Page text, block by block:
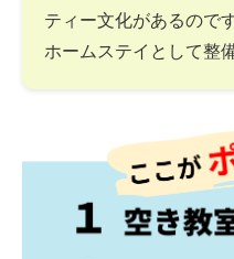
ティー文化があるので
ホームステイとして整